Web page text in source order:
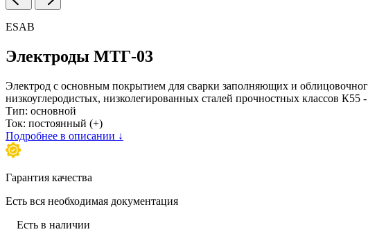
ESAB
Электроды МТГ-03
Электрод с основным покрытием для сварки заполняющих и
низкоуглеродистых, низколегированных сталей прочностных классов
Тип: основной
Ток: постоянный (+)
Подробнее в описании ↓
Гарантия качества
Есть вся необходимая документация
Есть в наличии